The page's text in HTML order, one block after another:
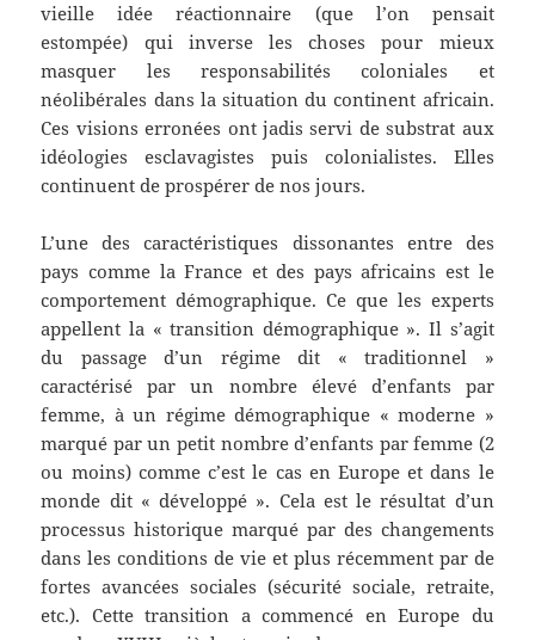
vieille idée réactionnaire (que l’on pensait
estompée) qui inverse les choses pour mieux
masquer les responsabilités coloniales et
néolibérales dans la situation du continent africain.
Ces visions erronées ont jadis servi de substrat aux
idéologies esclavagistes puis colonialistes. Elles
continuent de prospérer de nos jours.
L’une des caractéristiques dissonantes entre des
pays comme la France et des pays africains est le
comportement démographique. Ce que les experts
appellent la « transition démographique ». Il s’agit
du passage d’un régime dit « traditionnel »
caractérisé par un nombre élevé d’enfants par
femme, à un régime démographique « moderne »
marqué par un petit nombre d’enfants par femme (2
ou moins) comme c’est le cas en Europe et dans le
monde dit « développé ». Cela est le résultat d’un
processus historique marqué par des changements
dans les conditions de vie et plus récemment par de
fortes avancées sociales (sécurité sociale, retraite,
etc.). Cette transition a commencé en Europe du